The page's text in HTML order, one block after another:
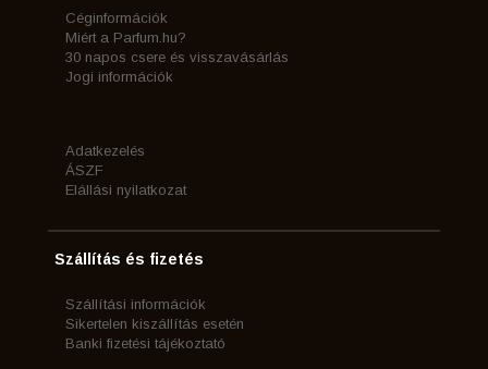
Céginformációk
Miért a Parfum.hu?
30 napos csere és visszavásárlás
Jogi információk
Adatkezelés
ÁSZF
Elállási nyilatkozat
Szállítás és fizetés
Szállítási információk
Sikertelen kiszállítás esetén
Banki fizetési tájékoztató